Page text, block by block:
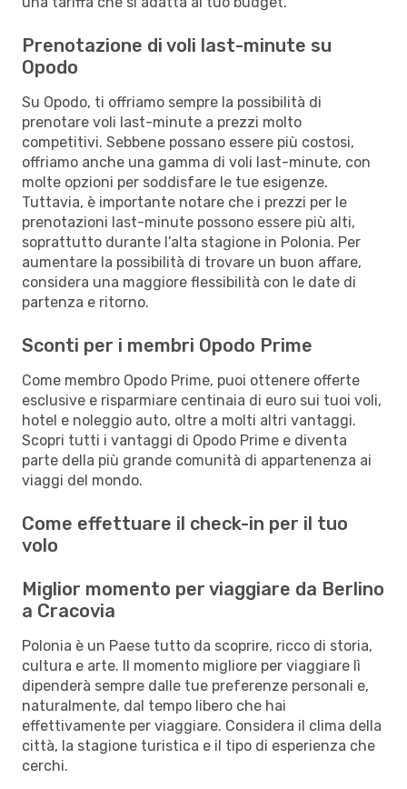
Prenotazione di voli last-minute su
Opodo
Su Opodo, ti offriamo sempre la possibilità di
prenotare voli last-minute a prezzi molto
competitivi. Sebbene possano essere più costosi,
offriamo anche una gamma di voli last-minute, con
molte opzioni per soddisfare le tue esigenze.
Tuttavia, è importante notare che i prezzi per le
prenotazioni last-minute possono essere più alti,
soprattutto durante l’alta stagione in Polonia. Per
aumentare la possibilità di trovare un buon affare,
considera una maggiore flessibilità con le date di
partenza e ritorno.
Sconti per i membri Opodo Prime
Come membro Opodo Prime, puoi ottenere offerte
esclusive e risparmiare centinaia di euro sui tuoi voli,
hotel e noleggio auto, oltre a molti altri vantaggi.
Scopri tutti i vantaggi di Opodo Prime e diventa
parte della più grande comunità di appartenenza ai
viaggi del mondo.
Come effettuare il check-in per il tuo
volo
Miglior momento per viaggiare da Berlino
a Cracovia
Polonia è un Paese tutto da scoprire, ricco di storia,
cultura e arte. Il momento migliore per viaggiare lì
dipenderà sempre dalle tue preferenze personali e,
naturalmente, dal tempo libero che hai
effettivamente per viaggiare. Considera il clima della
città, la stagione turistica e il tipo di esperienza che
cerchi.